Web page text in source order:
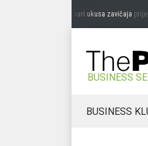
MIĆANOVIĆ: Čuvari ukusa zavičajaprije 2
BUSINESS
BUSINESS